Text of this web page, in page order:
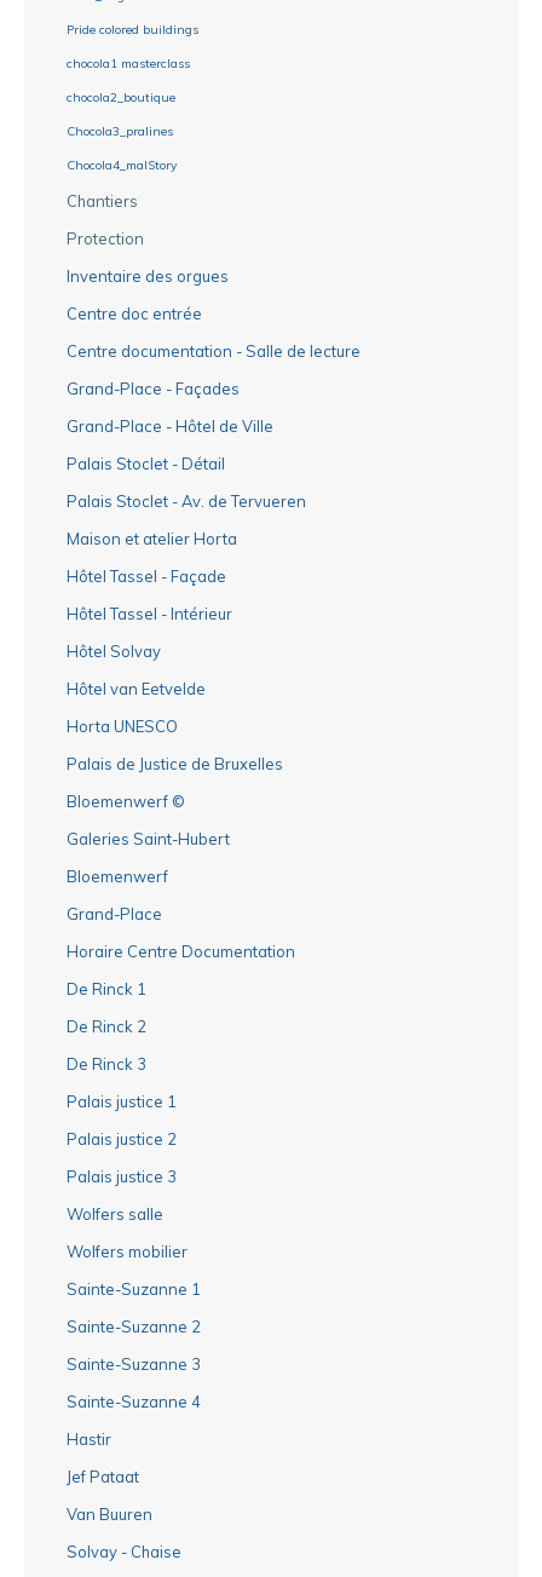
Pride colored buildings
chocola1 masterclass
chocola2_boutique
Chocola3_pralines
Chocola4_malStory
Chantiers
Protection
Inventaire des orgues
Centre doc entrée
Centre documentation - Salle de lecture
Grand-Place - Façades
Grand-Place - Hôtel de Ville
Palais Stoclet - Détail
Palais Stoclet - Av. de Tervueren
Maison et atelier Horta
Hôtel Tassel - Façade
Hôtel Tassel - Intérieur
Hôtel Solvay
Hôtel van Eetvelde
Horta UNESCO
Palais de Justice de Bruxelles
Bloemenwerf ©
Galeries Saint-Hubert
Bloemenwerf
Grand-Place
Horaire Centre Documentation
De Rinck 1
De Rinck 2
De Rinck 3
Palais justice 1
Palais justice 2
Palais justice 3
Wolfers salle
Wolfers mobilier
Sainte-Suzanne 1
Sainte-Suzanne 2
Sainte-Suzanne 3
Sainte-Suzanne 4
Hastir
Jef Pataat
Van Buuren
Solvay - Chaise